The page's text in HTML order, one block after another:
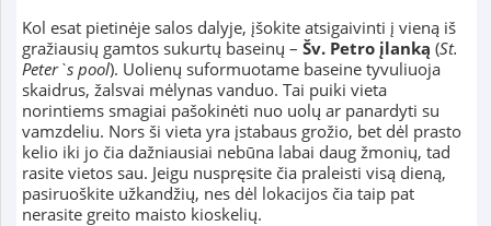
Kol esat pietinėje salos dalyje, įšokite atsigaivinti į vieną iš
gražiausių gamtos sukurtų baseinų – Šv. Petro įlanką (St.
Peter`s pool). Uolienų suformuotame baseine tyvuliuoja
skaidrus, žalsvai mėlynas vanduo. Tai puiki vieta
norintiems smagiai pašokinėti nuo uolų ar panardyti su
vamzdeliu. Nors ši vieta yra įstabaus grožio, bet dėl prasto
kelio iki jo čia dažniausiai nebūna labai daug žmonių, tad
rasite vietos sau. Jeigu nuspręsite čia praleisti visą dieną,
pasiruoškite užkandžių, nes dėl lokacijos čia taip pat
nerasite greito maisto kioskelių.